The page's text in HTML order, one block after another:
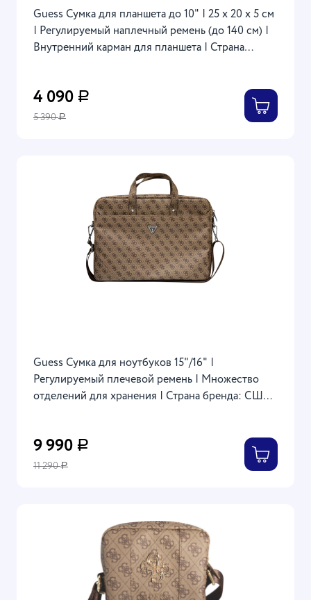
Guess Сумка для планшета до 10" | 25 х 20 х 5 см
| Регулируемый наплечный ремень (до 140 см) |
Внутренний карман для планшета | Страна
4 090 Р
5 390Р
Guess Сумка для ноутбуков 15"/16" |
Регулируемый плечевой ремень | Множество
отделений для хранения | Страна бренда: США |
9 990 Р
11 290Р